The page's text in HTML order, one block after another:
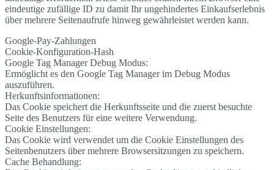
eindeutige zufällige ID zu damit Ihr ungehindertes Einkaufserlebnis
über mehrere Seitenaufrufe hinweg gewährleistet werden kann.
Google-Pay-Zahlungen
Cookie-Konfiguration-Hash
Google Tag Manager Debug Modus:
Ermöglicht es den Google Tag Manager im Debug Modus
auszuführen.
Herkunftsinformationen:
Das Cookie speichert die Herkunftsseite und die zuerst besuchte
Seite des Benutzers für eine weitere Verwendung.
Cookie Einstellungen:
Das Cookie wird verwendet um die Cookie Einstellungen des
Seitenbenutzers über mehrere Browsersitzungen zu speichern.
Cache Behandlung: